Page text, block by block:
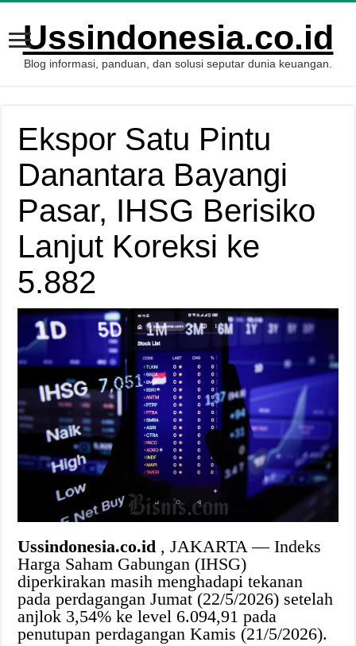
Ussindonesia.co.id
Blog informasi, panduan, dan solusi seputar dunia keuangan.
Ekspor Satu Pintu
Danantara Bayangi
Pasar, IHSG Berisiko
Lanjut Koreksi ke
5.882
Ussindonesia.co.id , JAKARTA — Indeks
Harga Saham Gabungan (IHSG)
diperkirakan masih menghadapi tekanan
pada perdagangan Jumat (22/5/2026) setelah
anjlok 3,54% ke level 6.094,91 pada
penutupan perdagangan Kamis (21/5/2026).